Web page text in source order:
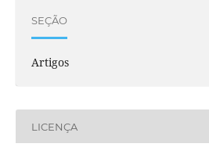
SEÇÃO
Artigos
LICENÇA